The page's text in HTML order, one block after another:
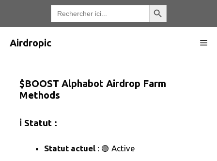
contenu
Recherche
Bouton de recherche
Airdropic
$BOOST Alphabot Airdrop Farm
Methods
ℹ️ Statut :
Statut actuel : 🟢 Active